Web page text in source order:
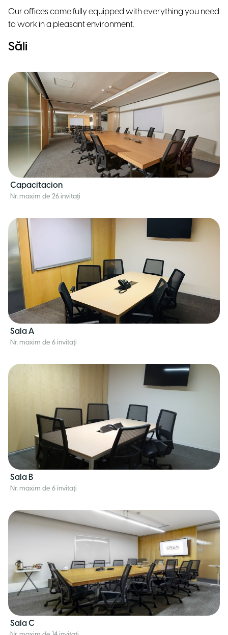
Our offices come fully equipped with everything you need
to work in a pleasant environment.
Săli
Capacitacion
Nr. maxim de 26 invitați
Sala A
Nr. maxim de 6 invitați
Sala B
Nr. maxim de 6 invitați
Sala C